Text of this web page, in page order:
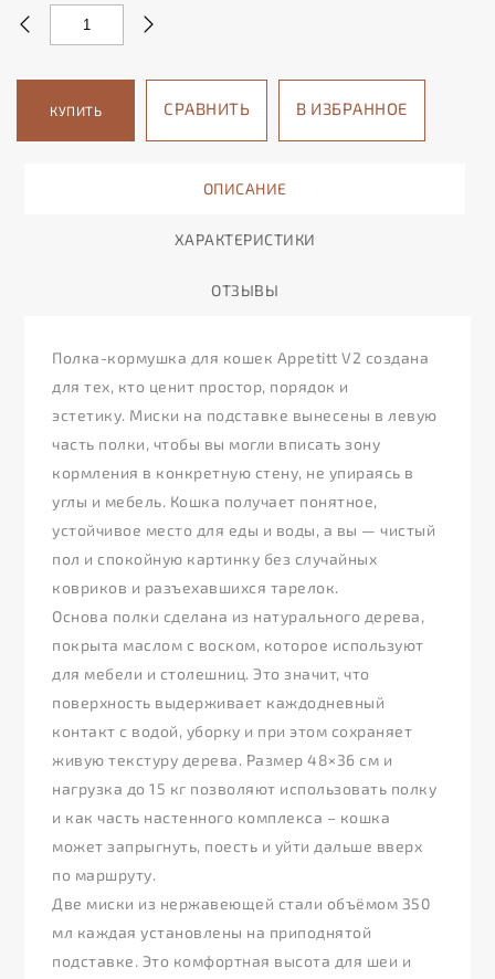
КУПИТЬ СРАВНИТЬ В ИЗБРАННОЕ
ОПИСАНИЕ
ХАРАКТЕРИСТИКИ
ОТЗЫВЫ
Полка-кормушка для кошек Appetitt V2 создана
для тех, кто ценит простор, порядок и
эстетику. Миски на подставке вынесены в левую
часть полки, чтобы вы могли вписать зону
кормления в конкретную стену, не упираясь в
углы и мебель. Кошка получает понятное,
устойчивое место для еды и воды, а вы — чистый
пол и спокойную картинку без случайных
ковриков и разъехавшихся тарелок.
Основа полки сделана из натурального дерева,
покрыта маслом с воском, которое используют
для мебели и столешниц. Это значит, что
поверхность выдерживает каждодневный
контакт с водой, уборку и при этом сохраняет
живую текстуру дерева. Размер 48×36 см и
нагрузка до 15 кг позволяют использовать полку
и как часть настенного комплекса – кошка
может запрыгнуть, поесть и уйти дальше вверх
по маршруту.
Две миски из нержавеющей стали объёмом 350
мл каждая установлены на приподнятой
подставке. Это комфортная высота для шеи и